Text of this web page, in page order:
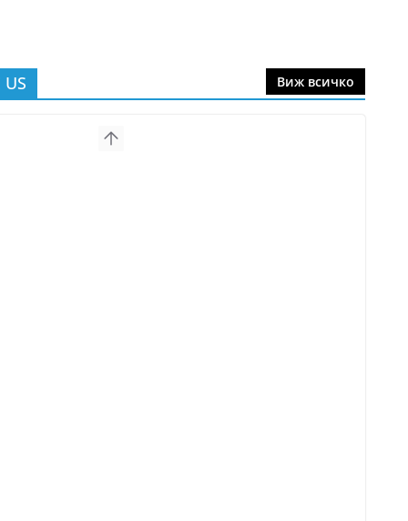
Виж всичко